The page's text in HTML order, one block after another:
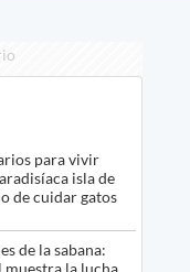
para vivir
isla de
de cuidar gatos
de la sabana:
la lucha